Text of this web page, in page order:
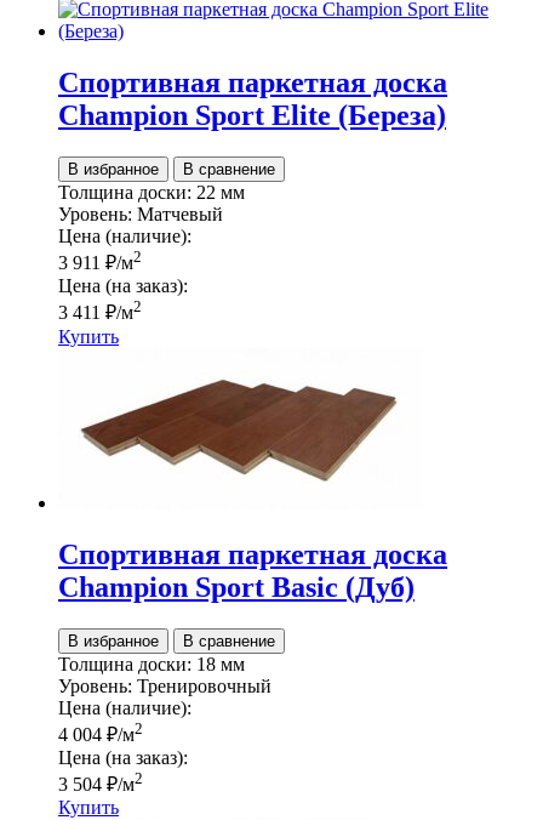
Спортивная паркетная доска
Champion Sport Elite (Береза)
В избранное В сравнение
Толщина доски: 22 мм
Уровень: Матчевый
Цена (наличие):
3 911 ₽/м2
Цена (на заказ):
3 411 ₽/м2
Купить
Спортивная паркетная доска
Champion Sport Basic (Дуб)
В избранное В сравнение
Толщина доски: 18 мм
Уровень: Тренировочный
Цена (наличие):
4 004 ₽/м2
Цена (на заказ):
3 504 ₽/м2
Купить